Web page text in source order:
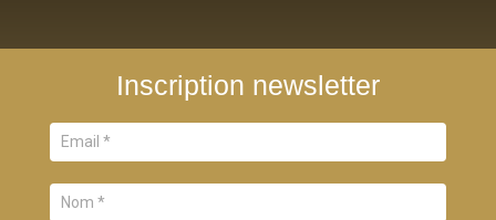
Inscription newsletter